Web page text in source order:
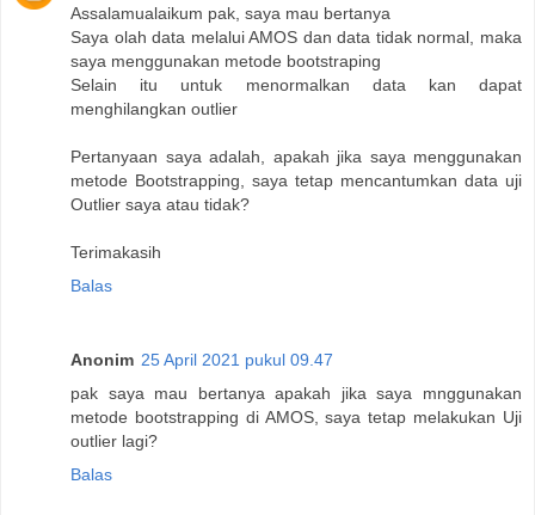
Assalamualaikum pak, saya mau bertanya
Saya olah data melalui AMOS dan data tidak normal, maka
saya menggunakan metode bootstraping
Selain itu untuk menormalkan data kan dapat
menghilangkan outlier
Pertanyaan saya adalah, apakah jika saya menggunakan
metode Bootstrapping, saya tetap mencantumkan data uji
Outlier saya atau tidak?
Terimakasih
Balas
Anonim 25 April 2021 pukul 09.47
pak saya mau bertanya apakah jika saya mnggunakan
metode bootstrapping di AMOS, saya tetap melakukan Uji
outlier lagi?
Balas